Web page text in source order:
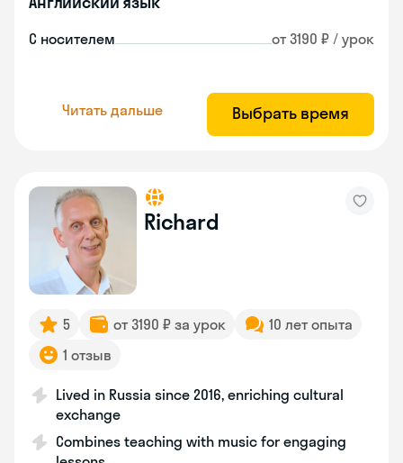
С носителем от 3190 ₽ / урок
Читать дальше Выбрать время
Richard
5 от 3190 ₽ за урок
10 лет опыта
1 отзыв
Lived in Russia since 2016, enriching cultural
exchange
Combines teaching with music for engaging